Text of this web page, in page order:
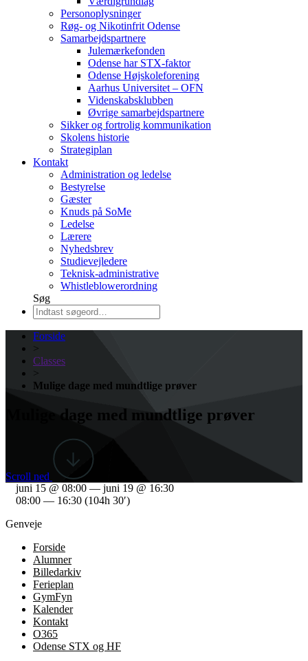
Personoplysninger
Røg- og Nikotinfrit Odense
Samarbejdspartnere
Julemærkefonden
Odense har STX-faktor
Odense Højskoleforening
Aarhus Universitet – OFN
Videnskabsklubben
Øvrige samarbejdspartnere
Sikker og fortrolig kommunikation
Skolens historie
Strategiplan
Kontakt
Administration og ledelse
Bestyrelse
Gæster
Knuds på SoMe
Ledelse
Lærere
Nyhedsbrev
Studievejledere
Teknisk-administrative
Whistleblowerordning
Søg
Forside
>
Classes
>
Mulige dage med mundtlige prøver
Mulige dage med mundtlige prøver
Scroll ned
juni 15 @ 08:00 — juni 19 @ 16:30
08:00 — 16:30 (104h 30′)
Genveje
Forside
Alumner
Billedarkiv
Ferieplan
GymFyn
Kalender
Kontakt
O365
Odense STX og HF